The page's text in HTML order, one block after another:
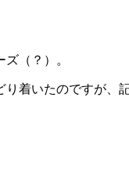
（？）。
着いたのですが、